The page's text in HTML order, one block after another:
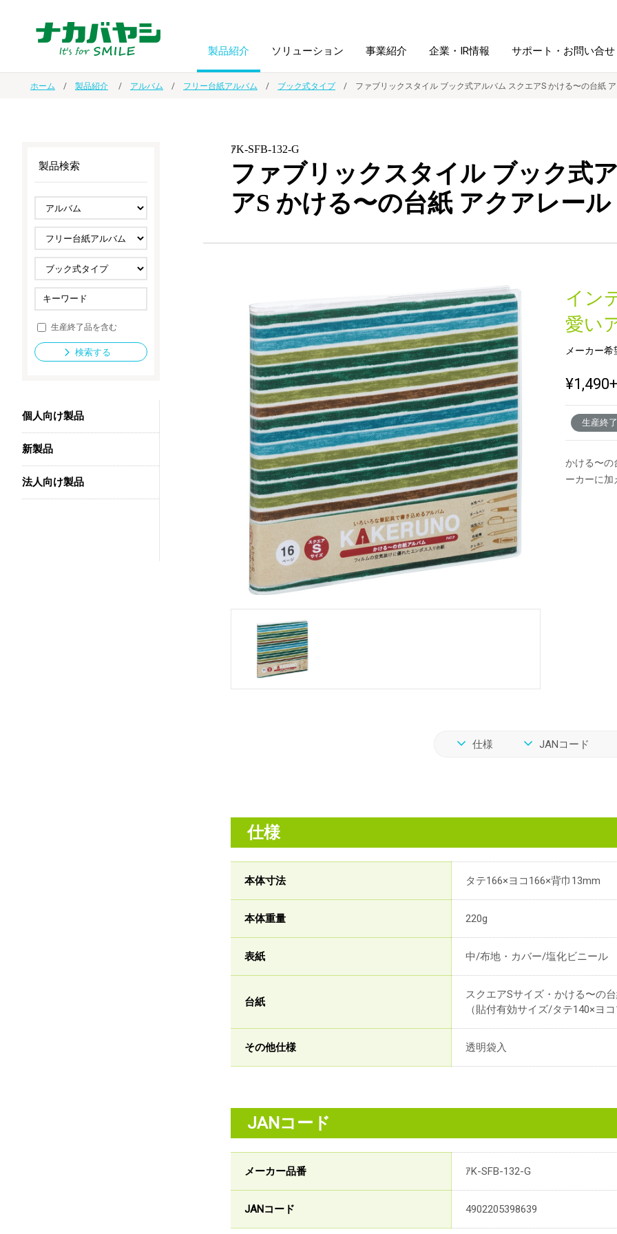
製品紹介
ノート・紙製品
ファイル・
ホルダー用品
スマートフォン・
タブレット関連
防災・
セキュリティ用品
法人向け製品 新製品一覧
ソリューション
オーダー手帳・ノベルティ制作 学校ソリューション
ドキュメントスキャニングサービス
導入事例
事業紹介 企業・IR情報
IR情報 沿革
サステナビリティ
サポート・お問い合せ
ホーム 製品紹介 アルバム フリー台紙アルバム ブック式タイプ ファブリックスタイル ブック式アルバム スクエアS かける〜の台紙
ｱK-SFB-132-G
ファブリックスタイル ブック式
アS かける〜の台紙 アクアレー
イン
愛い
メーカー
¥1,490
生産終
かける〜の
ーカーに加
仕様 JANコード
仕様
本体寸法 タテ166×ヨコ166×背巾13mm
本体重量 220g
表紙 中/布地・カバー/塩化ビニール
台紙
スクエアSサイズ・かける〜の
（貼付有効サイズ/タテ140×ヨ
その他仕様 透明袋入
JANコード
メーカー品番 ｱK-SFB-132-G
JANコード 4902205398639
製品検索
生産終了品を含む
検索する
個人向け製品
新製品
法人向け製品